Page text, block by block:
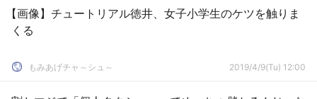
【画像】チュートリアル徳井、女子小学生のケツを触りま
くる
もみあげチャ～シュ～ 2019/4/9(Tu) 12:00